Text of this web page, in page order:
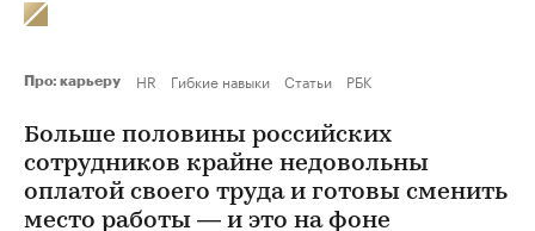
Про: карьеру HR Гибкие навыки Статьи РБК
Больше половины российских
сотрудников крайне недовольны
оплатой своего труда и готовы cменить
место работы — и это на фоне